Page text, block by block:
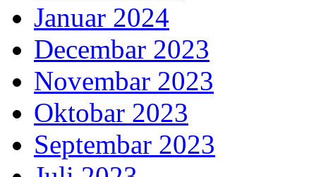
Januar 2024
Decembar 2023
Novembar 2023
Oktobar 2023
Septembar 2023